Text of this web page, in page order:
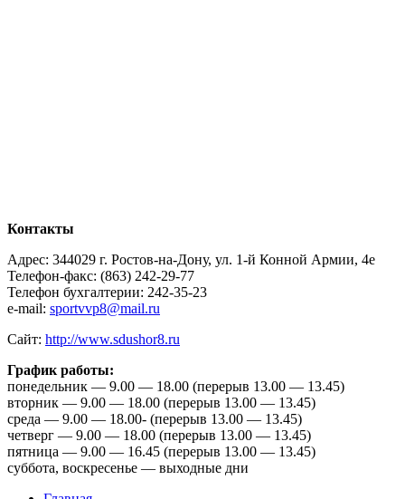
Контакты
Адрес: 344029 г. Ростов-на-Дону, ул. 1-й Конной Армии, 4е
Телефон-факс: (863) 242-29-77
Телефон бухгалтерии: 242-35-23
e-mail: sportvvp8@mail.ru
Сайт: http://www.sdushor8.ru
График работы:
понедельник — 9.00 — 18.00 (перерыв 13.00 — 13.45)
вторник — 9.00 — 18.00 (перерыв 13.00 — 13.45)
среда — 9.00 — 18.00- (перерыв 13.00 — 13.45)
четверг — 9.00 — 18.00 (перерыв 13.00 — 13.45)
пятница — 9.00 — 16.45 (перерыв 13.00 — 13.45)
суббота, воскресенье — выходные дни